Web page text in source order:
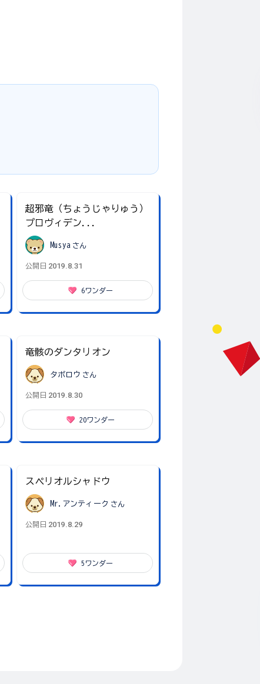
超邪竜（ちょうじゃりゅう）
プロヴィデン...
Musya さん
公開日 2019.8.31
6ワンダー
竜骸のダンタリオン
タボロウ さん
公開日 2019.8.30
20ワンダー
スペリオルシャドウ
Mr.アンティーク さん
公開日 2019.8.29
5 ワンダー